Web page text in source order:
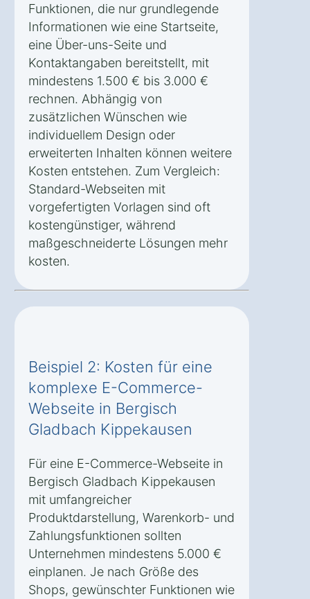
Funktionen, die nur grundlegende
Informationen wie eine Startseite,
eine Über-uns-Seite und
Kontaktangaben bereitstellt, mit
mindestens 1.500 € bis 3.000 €
rechnen. Abhängig von
zusätzlichen Wünschen wie
individuellem Design oder
erweiterten Inhalten können weitere
Kosten entstehen. Zum Vergleich:
Standard-Webseiten mit
vorgefertigten Vorlagen sind oft
kostengünstiger, während
maßgeschneiderte Lösungen mehr
kosten.
Beispiel 2: Kosten für eine
komplexe E-Commerce-
Webseite in Bergisch
Gladbach Kippekausen
Für eine E-Commerce-Webseite in
Bergisch Gladbach Kippekausen
mit umfangreicher
Produktdarstellung, Warenkorb- und
Zahlungsfunktionen sollten
Unternehmen mindestens 5.000 €
einplanen. Je nach Größe des
Shops, gewünschter Funktionen wie